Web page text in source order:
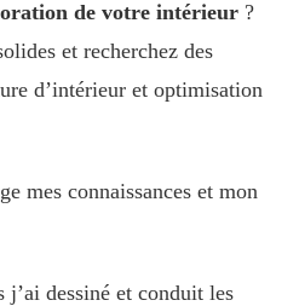
de votre intérieur ?
et recherchez des
d’intérieur et optimisation
mes connaissances et mon
j’ai dessiné et conduit les